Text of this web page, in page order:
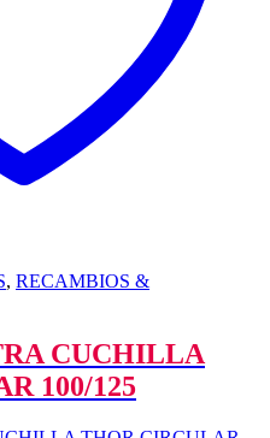
, RECAMBIOS &
CUCHILLA
100/125